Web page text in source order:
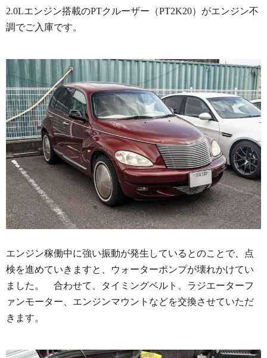
2.0Lエンジン搭載のPTクルーザー（PT2K20）がエンジン不
調でご入庫です。
エンジン稼働中に強い振動が発生しているとのことで、点
検を進めていきますと、ウォーターポンプが壊れかけてい
ました。 合わせて、タイミングベルト、ラジエーターフ
ァンモーター、エンジンマウントなどを交換させていただ
きます。